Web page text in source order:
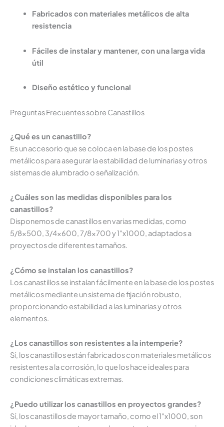
Fabricados con materiales metálicos de alta
resistencia
Fáciles de instalar y mantener, con una larga vida
útil
Diseño estético y funcional
Preguntas Frecuentes sobre Canastillos
¿Qué es un canastillo?
Es un accesorio que se coloca en la base de los postes
metálicos para asegurar la estabilidad de luminarias y otros
sistemas de alumbrado o señalización.
¿Cuáles son las medidas disponibles para los
canastillos?
Disponemos de canastillos en varias medidas, como
5/8x500, 3/4x600, 7/8x700 y 1"x1000, adaptados a
proyectos de diferentes tamaños.
¿Cómo se instalan los canastillos?
Los canastillos se instalan fácilmente en la base de los postes
metálicos mediante un sistema de fijación robusto,
proporcionando estabilidad a las luminarias y otros
elementos.
¿Los canastillos son resistentes a la intemperie?
Sí, los canastillos están fabricados con materiales metálicos
resistentes a la corrosión, lo que los hace ideales para
condiciones climáticas extremas.
¿Puedo utilizar los canastillos en proyectos grandes?
Sí, los canastillos de mayor tamaño, como el 1"x1000, son